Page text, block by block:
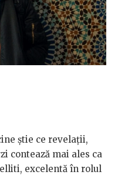
știe ce revelații,
contează mai ales ca
excelentă în rolul